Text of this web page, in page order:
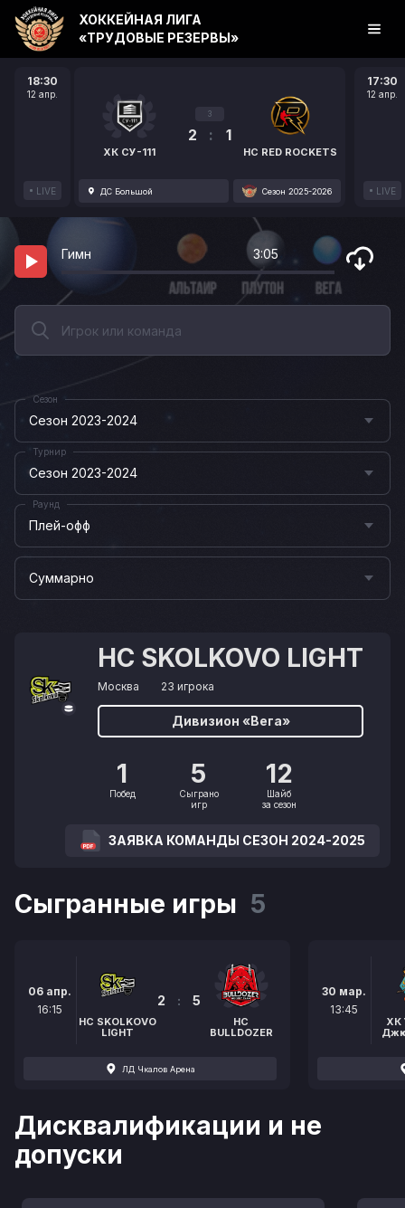
18:30
12 апр.
LIVE
ХК СУ-111
3
2 : 1
HC RED ROCKETS
ДС Большой Сезон 2025-2026
17:30
12 апр.
LIVE
ХОККЕЙНАЯ ЛИГА
«ТРУДОВЫЕ РЕЗЕРВЫ»
Гимн 3:05
Сезон 2023-2024
Сезон
Сезон 2023-2024
Турнир
Плей-офф
Раунд
Суммарно
HC SKOLKOVO LIGHT
Москва 23 игрока
Дивизион «Вега»
1
Побед
5
Сыграно
игр
12
Шайб
за сезон
ЗАЯВКА КОМАНДЫ СЕЗОН 2024-2025
Сыгранные игры 5
06 апр.
16:15
HC SKOLKOVO
LIGHT
2 : 5
HC
BULLDOZER
ЛД Чкалов Арена
30 мар.
13:45
ХК
Дисквалификации и не
допуски